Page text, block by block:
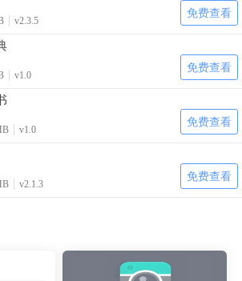
v2.3.5
免费查看
v1.0
免费查看
v1.0
免费查看
v2.1.3
免费查看